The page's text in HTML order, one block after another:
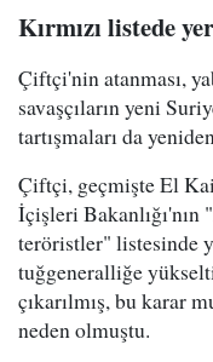
Kırmızı listede
Çiftçi'nin atanması,
savaşçıların yeni
tartışmaları da
Çiftçi, geçmişte El
İçişleri Bakanlığı'nın
teröristler" listesinde
tuğgeneralliğe
çıkarılmış, bu karar
neden olmuştu.